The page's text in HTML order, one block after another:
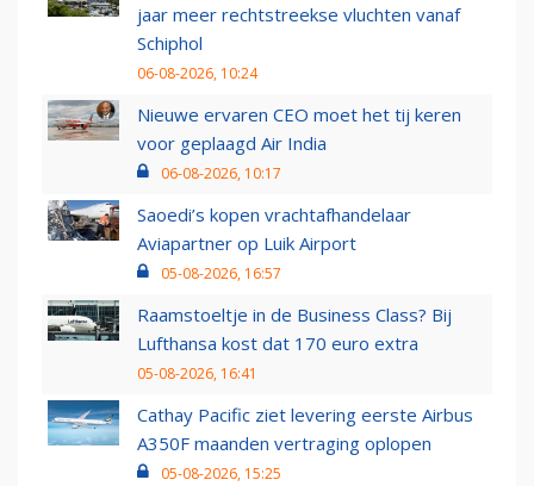
jaar meer rechtstreekse vluchten vanaf
Schiphol
06-08-2026, 10:24
Nieuwe ervaren CEO moet het tij keren
voor geplaagd Air India
06-08-2026, 10:17
Saoedi’s kopen vrachtafhandelaar
Aviapartner op Luik Airport
05-08-2026, 16:57
Raamstoeltje in de Business Class? Bij
Lufthansa kost dat 170 euro extra
05-08-2026, 16:41
Cathay Pacific ziet levering eerste Airbus
A350F maanden vertraging oplopen
05-08-2026, 15:25